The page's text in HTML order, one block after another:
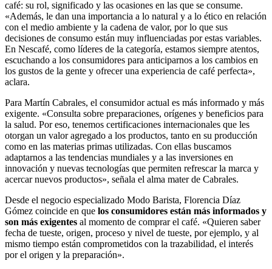
café: su rol, significado y las ocasiones en las que se consume.
«Además, le dan una importancia a lo natural y a lo ético en relación
con el medio ambiente y la cadena de valor, por lo que sus
decisiones de consumo están muy influenciadas por estas variables.
En Nescafé, como líderes de la categoría, estamos siempre atentos,
escuchando a los consumidores para anticiparnos a los cambios en
los gustos de la gente y ofrecer una experiencia de café perfecta»,
aclara.
Para Martín Cabrales, el consumidor actual es más informado y más
exigente. «Consulta sobre preparaciones, orígenes y beneficios para
la salud. Por eso, tenemos certificaciones internacionales que les
otorgan un valor agregado a los productos, tanto en su producción
como en las materias primas utilizadas. Con ellas buscamos
adaptarnos a las tendencias mundiales y a las inversiones en
innovación y nuevas tecnologías que permiten refrescar la marca y
acercar nuevos productos», señala el alma mater de Cabrales.
Desde el negocio especializado Modo Barista, Florencia Díaz
Gómez coincide en que los consumidores están más informados y
son más exigentes al momento de comprar el café. «Quieren saber
fecha de tueste, origen, proceso y nivel de tueste, por ejemplo, y al
mismo tiempo están comprometidos con la trazabilidad, el interés
por el origen y la preparación».